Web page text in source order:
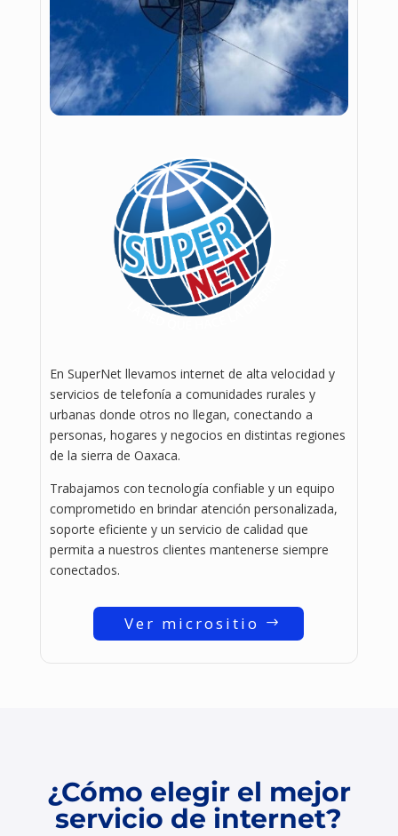
En SuperNet llevamos internet de alta velocidad y
servicios de telefonía a comunidades rurales y
urbanas donde otros no llegan, conectando a
personas, hogares y negocios en distintas regiones
de la sierra de Oaxaca.
Trabajamos con tecnología confiable y un equipo
comprometido en brindar atención personalizada,
soporte eficiente y un servicio de calidad que
permita a nuestros clientes mantenerse siempre
conectados.
Ver micrositio
¿Cómo elegir el mejor
servicio de internet?